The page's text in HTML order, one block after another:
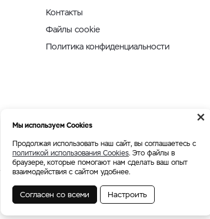
Контакты
Файлы cookie
Политика конфиденциальности
Мы принимаем:
×
Мы используем Cookies
Продолжая использовать наш сайт, вы соглашаетесь с
политикой использования Cookies. Это файлы в
браузере, которые помогают нам сделать ваш опыт
взаимодействия с сайтом удобнее.
Согласен со всеми Настроить